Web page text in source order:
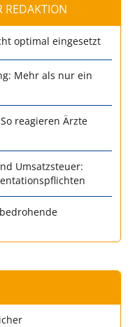
REDAKTION
optimal eingesetzt
Mehr als nur ein
reagieren Ärzte
Umsatzsteuer: